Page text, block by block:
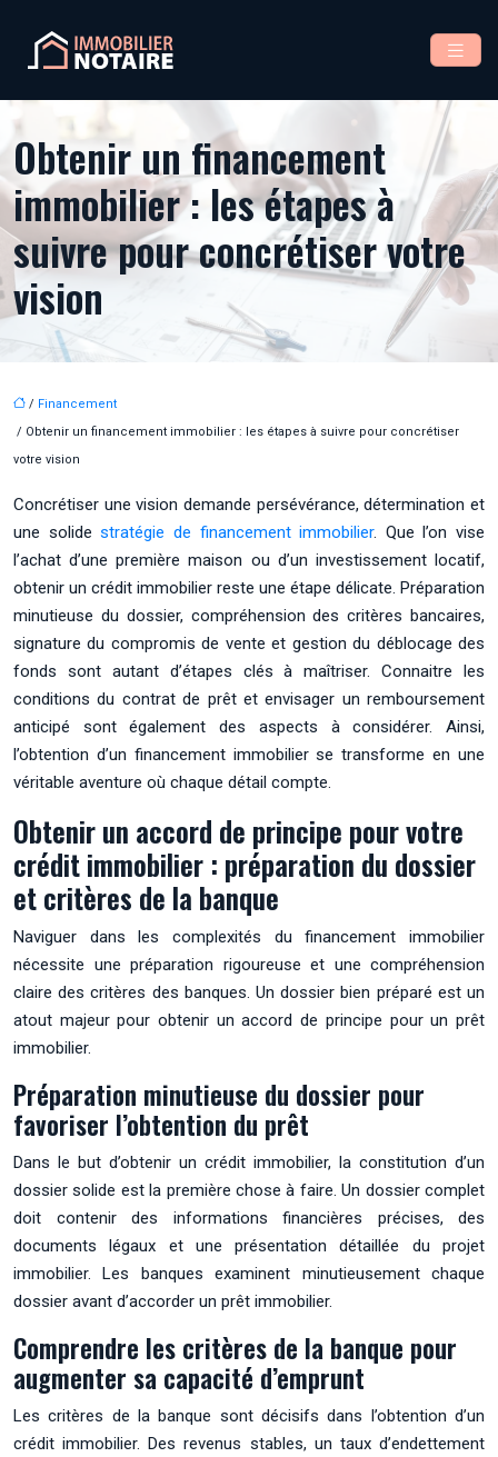
Obtenir un financement
immobilier : les étapes à
suivre pour concrétiser votre
vision
/ Financement
/ Obtenir un financement immobilier : les étapes à suivre pour concrétiser
votre vision
Concrétiser une vision demande persévérance, détermination et
une solidestratégie de financement immobilier. Que l’on vise
l’achat d’une première maison ou d’un investissement locatif,
obtenir un crédit immobilier reste une étape délicate. Préparation
minutieuse du dossier, compréhension des critères bancaires,
signature du compromis de vente et gestion du déblocage des
fonds sont autant d’étapes clés à maîtriser. Connaitre les
conditions du contrat de prêt et envisager un remboursement
anticipé sont également des aspects à considérer. Ainsi,
l’obtention d’un financement immobilier se transforme en une
véritable aventure où chaque détail compte.
Obtenir un accord de principe pour votre
crédit immobilier : préparation du dossier
et critères de la banque
Naviguer dans les complexités du financement immobilier
nécessite une préparation rigoureuse et une compréhension
claire des critères des banques. Un dossier bien préparé est un
atout majeur pour obtenir un accord de principe pour un prêt
immobilier.
Préparation minutieuse du dossier pour
favoriser l’obtention du prêt
Dans le but d’obtenir un crédit immobilier, la constitution d’un
dossier solide est la première chose à faire. Un dossier complet
doit contenir des informations financières précises, des
documents légaux et une présentation détaillée du projet
immobilier. Les banques examinent minutieusement chaque
dossier avant d’accorder un prêt immobilier.
Comprendre les critères de la banque pour
augmenter sa capacité d’emprunt
Les critères de la banque sont décisifs dans l’obtention d’un
crédit immobilier. Des revenus stables, un taux d’endettement